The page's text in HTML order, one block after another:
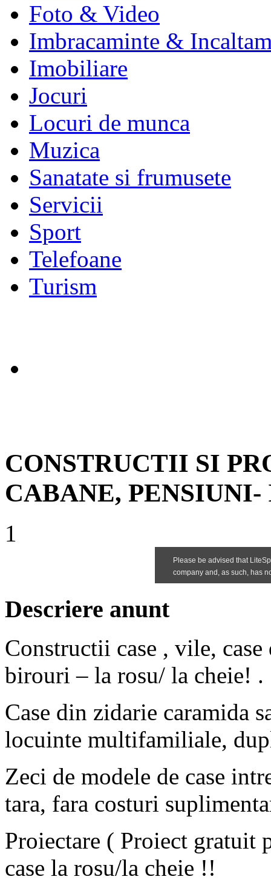
Foto & Video
Imbracaminte &
Imobiliare
Jocuri
Locuri de munca
Muzica
Sanatate si frumusete
Servicii
Sport
Telefoane
Turism
CONSTRUCTII SI
CABANE,
1
Descriere anunt
Constructii case , vile,
birouri – la rosu/ la cheie! .
Case din zidarie caramida
locuinte multifamiliale,
Zeci de modele de case
tara, fara costuri
Proiectare ( Proiect gratuit
case la rosu/la cheie !!